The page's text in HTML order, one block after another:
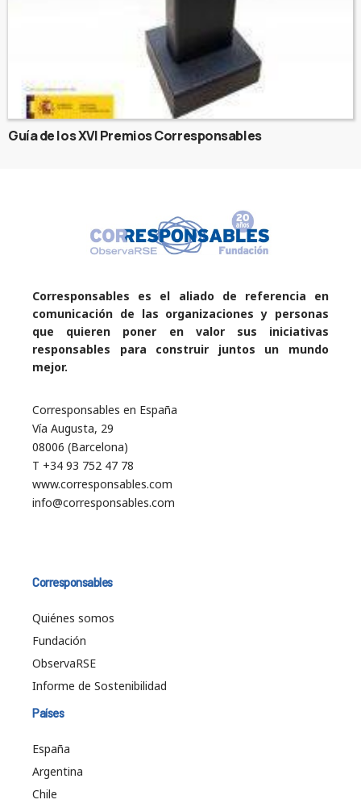
Guía de los XVI Premios Corresponsables
Corresponsables es el aliado de referencia en
comunicación de las organizaciones y personas
que quieren poner en valor sus iniciativas
responsables para construir juntos un mundo
mejor.
Corresponsables en España
Vía Augusta, 29
08006 (Barcelona)
T +34 93 752 47 78
www.corresponsables.com
info@corresponsables.com
Corresponsables
Quiénes somos
Fundación
ObservaRSE
Informe de Sostenibilidad
Países
España
Argentina
Chile